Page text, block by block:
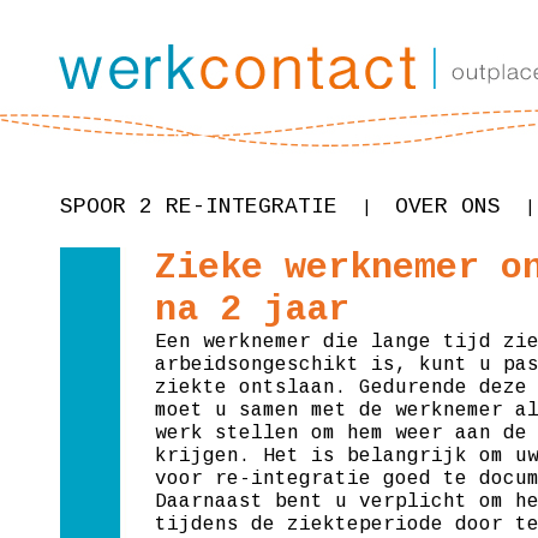
SPOOR 2 RE-INTEGRATIE OVER ONS
Zieke werknemer
na 2 jaar
Een werknemer die lange tijd
arbeidsongeschikt is, kunt u
ziekte ontslaan. Gedurende
moet u samen met de werknemer
werk stellen om hem weer aan
krijgen. Het is belangrijk om uw
voor re-integratie goed te
Daarnaast bent u verplicht om
tijdens de ziekteperiode door